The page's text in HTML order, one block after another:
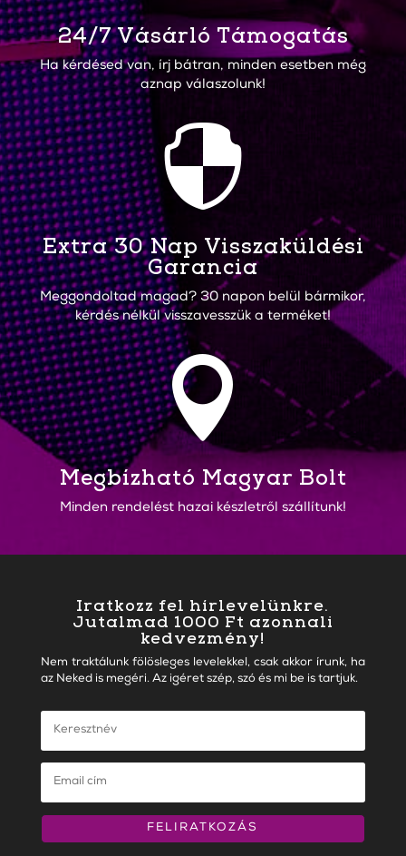
24/7 Vásárló Támogatás
Ha kérdésed van, írj bátran, minden esetben még
aznap válaszolunk!

Extra 30 Nap Visszaküldési
Garancia
Meggondoltad magad? 30 napon belül bármikor,
kérdés nélkül visszavesszük a terméket!

Megbízható Magyar Bolt
Minden rendelést hazai készletről szállítunk!
Iratkozz fel hírlevelünkre.
Jutalmad 1000 Ft azonnali
kedvezmény!
Nem traktálunk fölösleges levelekkel, csak akkor írunk, ha
az Neked is megéri. Az igéret szép, szó és mi be is tartjuk.
FELIRATKOZÁS